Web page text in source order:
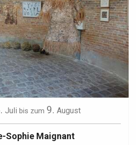
Juli bis zum 9. August
Sophie Maignant